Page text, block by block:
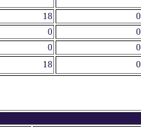
18
0
0
0
0 0
18 0